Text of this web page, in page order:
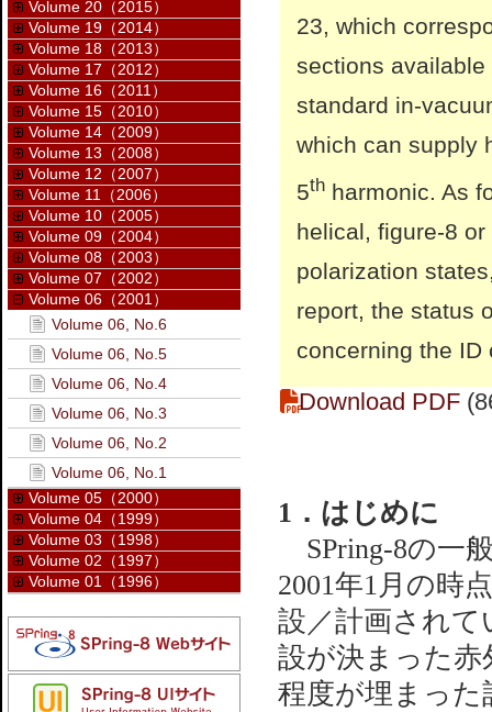
23, which
sections
standard in-
which can supply
5th harmonic. As
helical, figure-8
polarization
report, the status
concerning the ID
Download PDF
1．はじめに
SPring-8の一
2001年1月の時
設／計画されて
設が決まった
程度が埋まっ
Volume 20（2015）
Volume 19（2014）
Volume 18（2013）
Volume 17（2012）
Volume 16（2011）
Volume 15（2010）
Volume 14（2009）
Volume 13（2008）
Volume 12（2007）
Volume 11（2006）
Volume 10（2005）
Volume 09（2004）
Volume 08（2003）
Volume 07（2002）
Volume 06（2001）
Volume 06, No.6
Volume 06, No.5
Volume 06, No.4
Volume 06, No.3
Volume 06, No.2
Volume 06, No.1
Volume 05（2000）
Volume 04（1999）
Volume 03（1998）
Volume 02（1997）
Volume 01（1996）